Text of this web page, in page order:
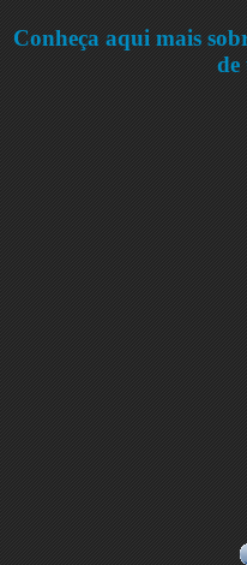
Conheça aqui mais
de